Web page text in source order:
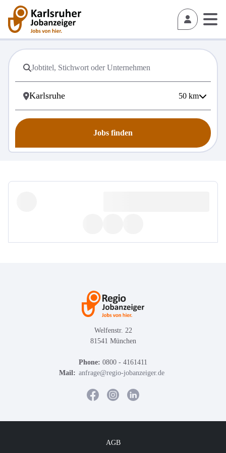
50 km
Jobs finden
Welfenstr. 22
81541 München
Phone: 0800 - 4161411
Mail: anfrage@regio-jobanzeiger.de
AGB